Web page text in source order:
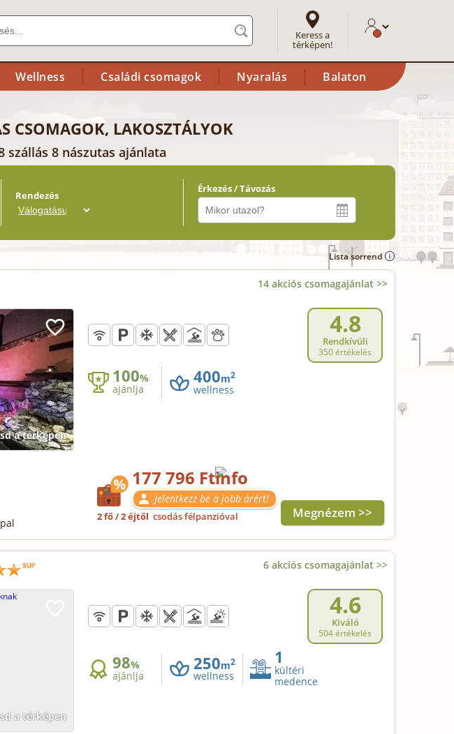
Keress a
térképen!
Wellness Családi csomagok Nyaralás Balaton
CSOMAGOK, LAKOSZTÁLYOK
szállás 8 nászutas ajánlata
Rendezés
Érkezés / Távozás
Lista sorrend
14 akciós csomagajánlat >>
a térképen
4.8
Rendkívüli
350 értékelés
100%
ajánlja
400m2
wellness
177 796 Ft
Jelentkezz be a jobb árért!
2 fő / 2 éjtől csodás félpanzióval Megnézem >>
6 akciós csomagajánlat >>
a térképen
4.6
Kiváló
504 értékelés
98%
ajánlja
250m2
wellness
1
kültéri
medence